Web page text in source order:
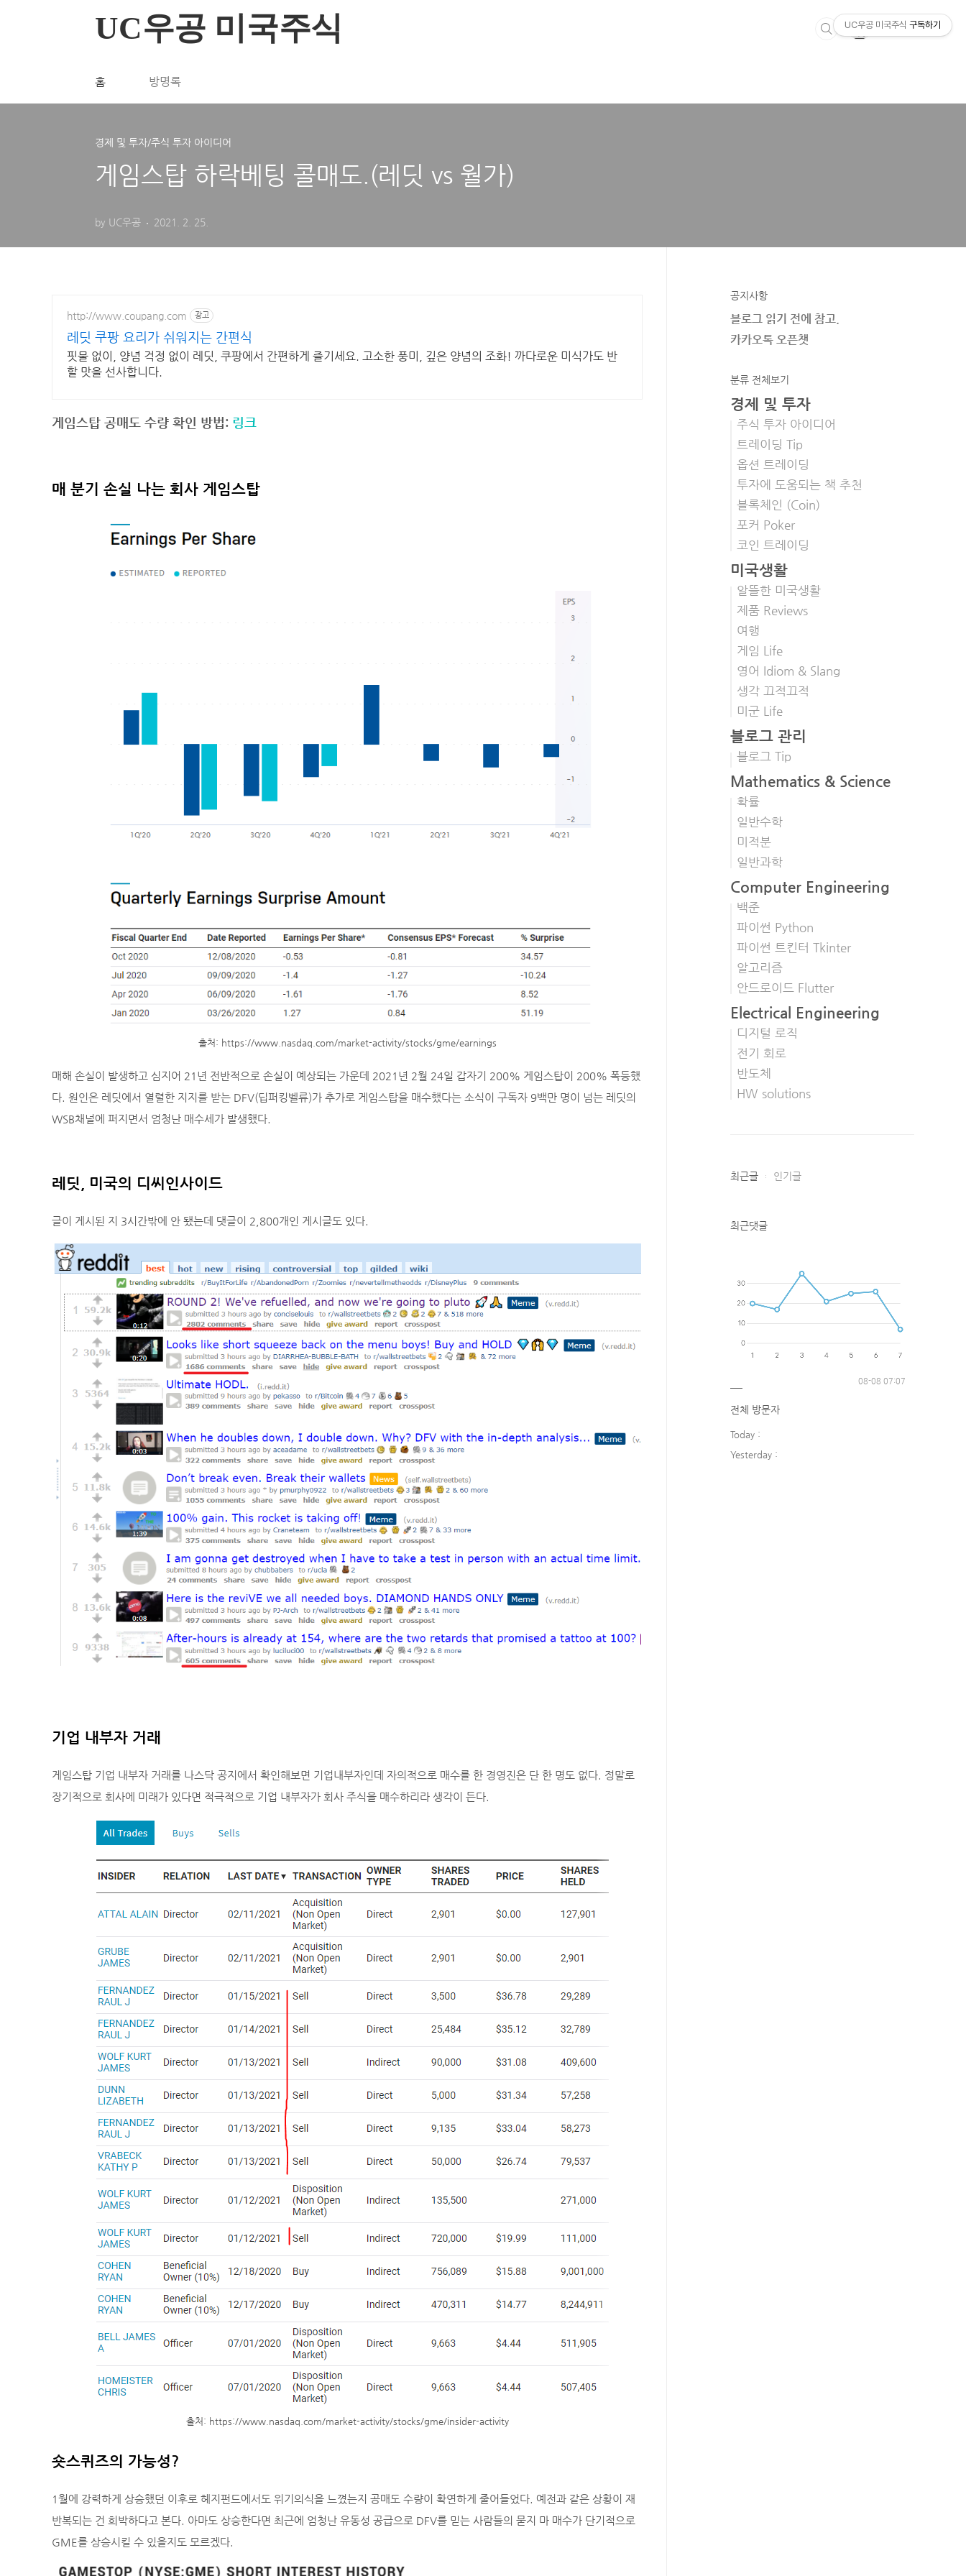
UC우공 미국주식
홈 방명록
경제 및 투자/주식 투자 아이디어
게임스탑 하락베팅 콜매도.(레딧 vs 월가)
by UC우공 2021. 2. 25.
http://www.coupang.com 광고
레딧 쿠팡 요리가 쉬워지는 간편식
핏물 없이, 양념 걱정 없이 레딧, 쿠팡에서 간편하게 즐기세요. 고소한 풍미, 깊은 양념의 조화! 까다로운 미식가도 반
할 맛을 선사합니다.
게임스탑 공매도 수량 확인 방법: 링크
매 분기 손실 나는 회사 게임스탑
출처: https://www.nasdaq.com/market-activity/stocks/gme/earnings
매해 손실이 발생하고 심지어 21년 전반적으로 손실이 예상되는 가운데 2021년 2월 24일 갑자기 200% 게임스탑이 200% 폭등했
다. 원인은 레딧에서 열렬한 지지를 받는 DFV(딥퍼킹벨류)가 추가로 게임스탑을 매수했다는 소식이 구독자 9백만 명이 넘는 레딧의
WSB채널에 퍼지면서 엄청난 매수세가 발생했다.
레딧, 미국의 디씨인사이드
글이 게시된 지 3시간밖에 안 됐는데 댓글이 2,800개인 게시글도 있다.
기업 내부자 거래
게임스탑 기업 내부자 거래를 나스닥 공지에서 확인해보면 기업내부자인데 자의적으로 매수를 한 경영진은 단 한 명도 없다. 정말로
장기적으로 회사에 미래가 있다면 적극적으로 기업 내부자가 회사 주식을 매수하리라 생각이 든다.
출처: https://www.nasdaq.com/market-activity/stocks/gme/insider-activity
숏스퀴즈의 가능성?
1월에 강력하게 상승했던 이후로 헤지펀드에서도 위기의식을 느꼈는지 공매도 수량이 확연하게 줄어들었다. 예전과 같은 상황이 재
반복되는 건 희박하다고 본다. 아마도 상승한다면 최근에 엄청난 유동성 공급으로 DFV를 믿는 사람들의 묻지 마 매수가 단기적으로
GME를 상승시킬 수 있을지도 모르겠다.
공지사항
블로그 읽기 전에 참고.
카카오톡 오픈챗
분류 전체보기
경제 및 투자
주식 투자 아이디어
트레이딩 Tip
옵션 트레이딩
투자에 도움되는 책 추천
블록체인 (Coin)
포커 Poker
코인 트레이딩
미국생활
알뜰한 미국생활
제품 Reviews
여행
게임 Life
영어 Idiom & Slang
생각 끄적끄적
미군 Life
블로그 관리
블로그 Tip
Mathematics & Science
확률
일반수학
미적분
일반과학
Computer Engineering
백준
파이썬 Python
파이썬 트킨터 Tkinter
알고리즘
안드로이드 Flutter
Electrical Engineering
디지털 로직
전기 회로
반도체
HW solutions
최근글 인기글
최근댓글
08-08 07:07
전체 방문자
Today :
Yesterday :
UC우공 미국주식 구독하기